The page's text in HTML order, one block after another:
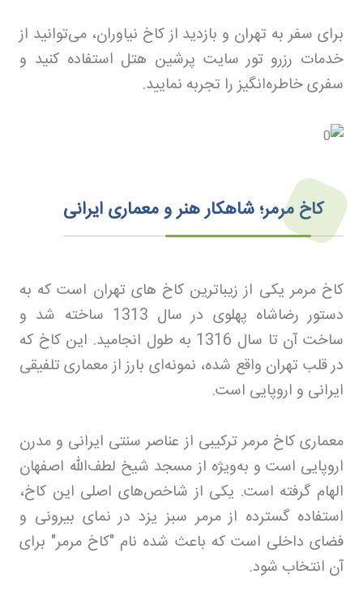
برای سفر به تهران و بازدید از کاخ نیاوران، می‌توانید از
خدمات رزرو تور سایت پرشین هتل استفاده کنید و
سفری خاطره‌انگیز را تجربه نمایید.
کاخ مرمر؛ شاهکار هنر و معماری ایرانی
کاخ مرمر یکی از زیباترین کاخ های تهران است که به
دستور رضاشاه پهلوی در سال 1313 ساخته شد و
ساخت آن تا سال 1316 به طول انجامید. این کاخ که
در قلب تهران واقع شده، نمونه‌ای بارز از معماری تلفیقی
ایرانی و اروپایی است.
معماری کاخ مرمر ترکیبی از عناصر سنتی ایرانی و مدرن
اروپایی است و به‌ویژه از مسجد شیخ لطف‌الله اصفهان
الهام گرفته است. یکی از شاخص‌های اصلی این کاخ،
استفاده گسترده از مرمر سبز یزد در نمای بیرونی و
فضای داخلی است که باعث شده نام "کاخ مرمر" برای
آن انتخاب شود.